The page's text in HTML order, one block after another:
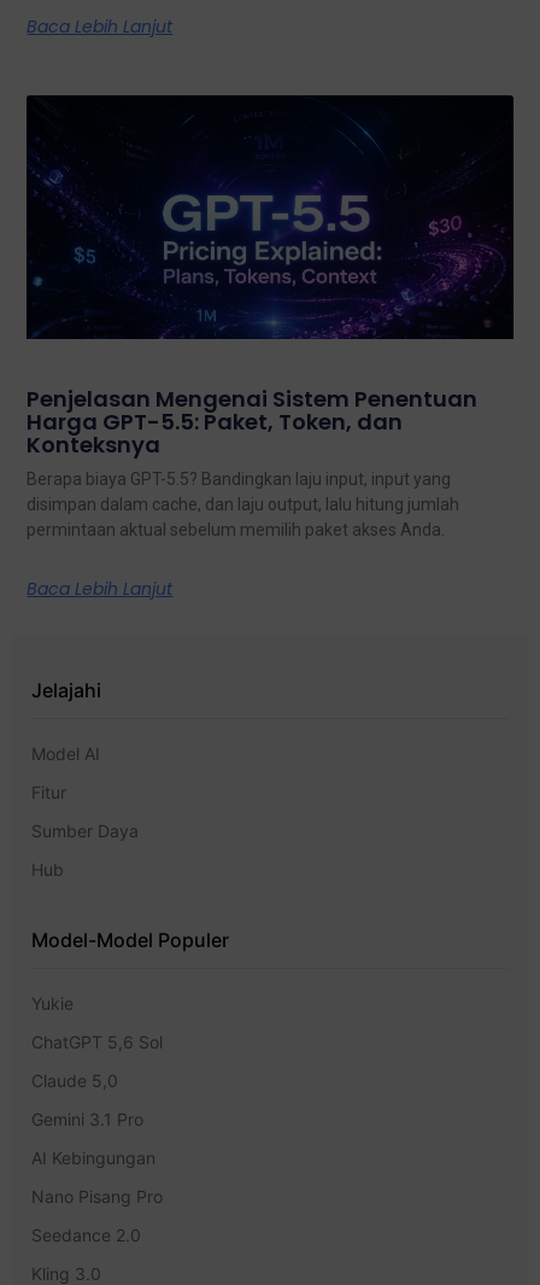
Baca Lebih Lanjut
Penjelasan Mengenai Sistem Penentuan
Harga GPT-5.5: Paket, Token, dan
Konteksnya
Berapa biaya GPT-5.5? Bandingkan laju input, input yang
disimpan dalam cache, dan laju output, lalu hitung jumlah
permintaan aktual sebelum memilih paket akses Anda.
Baca Lebih Lanjut
Jelajahi
Model AI
Fitur
Sumber Daya
Hub
Model-Model Populer
Yukie
ChatGPT 5,6 Sol
Claude 5,0
Gemini 3.1 Pro
AI Kebingungan
Nano Pisang Pro
Seedance 2.0
Kling 3.0